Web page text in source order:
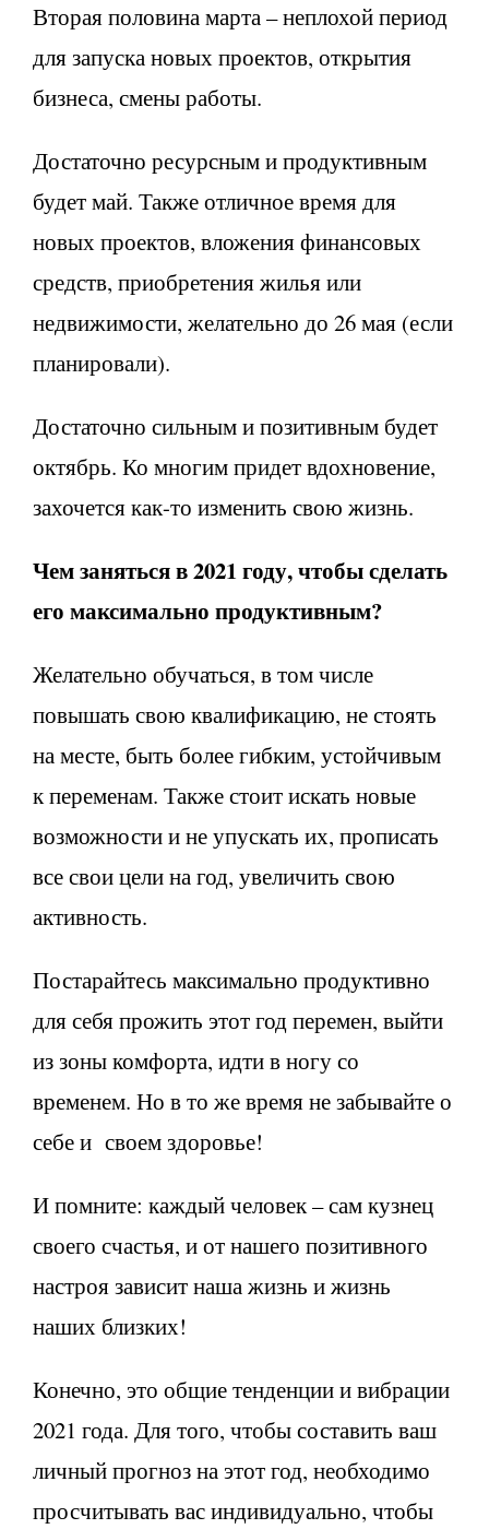
Вторая половина марта – неплохой период
для запуска новых проектов, открытия
бизнеса, смены работы.
Достаточно ресурсным и продуктивным
будет май. Также отличное время для
новых проектов, вложения финансовых
средств, приобретения жилья или
недвижимости, желательно до 26 мая (если
планировали).
Достаточно сильным и позитивным будет
октябрь. Ко многим придет вдохновение,
захочется как-то изменить свою жизнь.
Чем заняться в 2021 году, чтобы сделать
его максимально продуктивным?
Желательно обучаться, в том числе
повышать свою квалификацию, не стоять
на месте, быть более гибким, устойчивым
к переменам. Также стоит искать новые
возможности и не упускать их, прописать
все свои цели на год, увеличить свою
активность.
Постарайтесь максимально продуктивно
для себя прожить этот год перемен, выйти
из зоны комфорта, идти в ногу со
временем. Но в то же время не забывайте о
себе и своем здоровье!
И помните: каждый человек – сам кузнец
своего счастья, и от нашего позитивного
настроя зависит наша жизнь и жизнь
наших близких!
Конечно, это общие тенденции и вибрации
2021 года. Для того, чтобы составить ваш
личный прогноз на этот год, необходимо
просчитывать вас индивидуально, чтобы